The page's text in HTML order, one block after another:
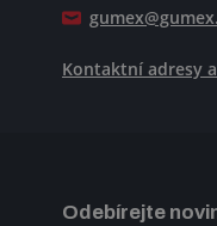
Kontaktní adresy
Odebírejte